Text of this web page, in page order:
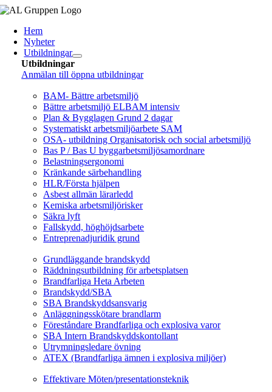
Fortsätt
innehållet
Hem
Nyheter
Utbildningar
Utbildningar
Anmälan till öppna utbildningar
BAM- Bättre arbetsmiljö
Bättre arbetsmiljö ELBAM intensiv
Plan & Bygglagen Grund 2 dagar
Systematiskt arbetsmiljöarbete SAM
OSA- utbildning Organisatorisk och social arbetsmiljö
Bas P / Bas U byggarbetsmiljösamordnare
Belastningsergonomi
Kränkande särbehandling
HLR/Första hjälpen
Asbest allmän lärarledd
Kemiska arbetsmiljörisker
Säkra lyft
Fallskydd, höghöjdsarbete
Entreprenadjuridik grund
Grundläggande brandskydd
Räddningsutbildning för arbetsplatsen
Brandfarliga Heta Arbeten
Brandskydd/SBA
SBA Brandskyddsansvarig
Anläggningsskötare brandlarm
Föreståndare Brandfarliga och explosiva varor
SBA Intern Brandskyddskontollant
Utrymningsledare övning
ATEX (Brandfarliga ämnen i explosiva miljöer)
Effektivare Möten/presentationsteknik